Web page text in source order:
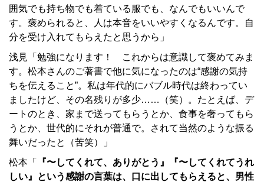
囲気でも持ち物でも着ている服でも、なんでもいいんで
す。褒められると、人は本音をいいやすくなるんです。自
分を受け入れてもらえたと思うから」
浅見「勉強になります！ これからは意識して褒めてみま
す。松本さんのご著書で他に気になったのは“感謝の気持
ちを伝えること”。私は年代的にバブル時代は終わってい
ましたけど、その名残りが多少……（笑）。たとえば、デ
ートのとき、家まで送ってもらうとか、食事を奢ってもら
うとか、世代的にそれが普通で。されて当然のような振る
舞いだったと（苦笑）」
松本「
『〜してくれて、ありがとう』『〜してくれてうれ
しい』という感謝の言葉は、口に出してもらえると、男性